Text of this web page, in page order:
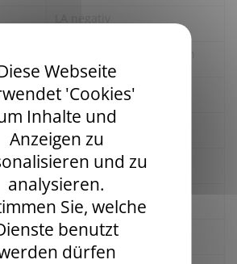
LA negativ
LA positiv
Bestimmung Faktor VIII
STA®-Deficient VIII
Bestimmung Faktor IX
Webseite
'Cookies'
Inhalte und
Anzeigen zu
und zu
analysieren.
Sie, welche
benutzt
dürfen